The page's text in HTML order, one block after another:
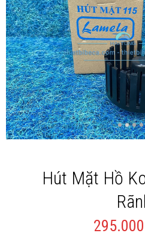
Hút Mặt Hồ
Làm
KIẾN
HỖ
Giới
Liên